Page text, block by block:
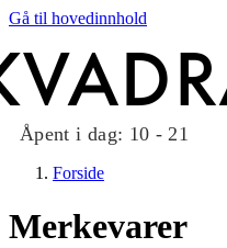
Gå til hovedinnhold
Åpent i dag: 10 - 21
Forside
Merkevarer